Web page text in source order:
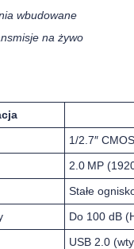
1/2.7″ CMOS
2.0 MP
Stałe
Do 100 dB
USB 2.0
wbudowane
na żywo